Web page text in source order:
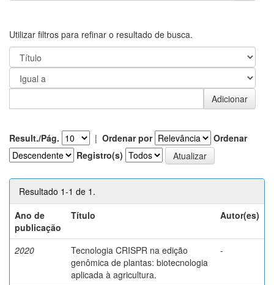
Utilizar filtros para refinar o resultado de busca.
Result./Pág. | Ordenar por
Ordenar
Registro(s)
Resultado 1-1 de 1.
Ano de
publicação
Título Autor(es)
2020
Tecnologia CRISPR na edição
genômica de plantas: biotecnologia
aplicada à agricultura.
-